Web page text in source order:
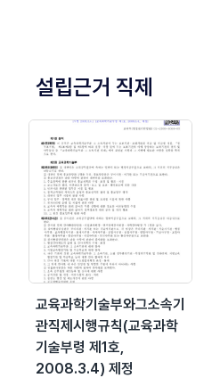
설립근거 직제
교육과학기술부와그소속기
관직제시행규칙(교육과학
기술부령 제1호,
2008.3.4) 제정